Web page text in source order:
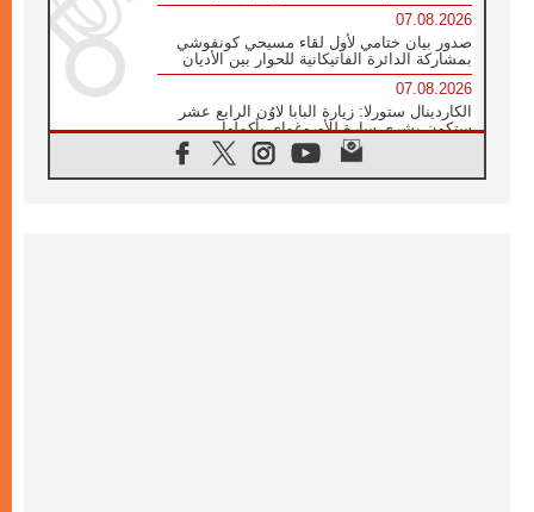
07.08.2026
صدور بيان ختامي لأول لقاء مسيحي كونفوشي
بمشاركة الدائرة الفاتيكانية للحوار بين الأديان
07.08.2026
الكاردينال ستورلا: زيارة البابا لاوُن الرابع عشر
ستكون بشرى سارة للأوروغواي بأكملها
الفاتيكان يعلن برنامج الزيارة الرسولية للبابا لاوُن